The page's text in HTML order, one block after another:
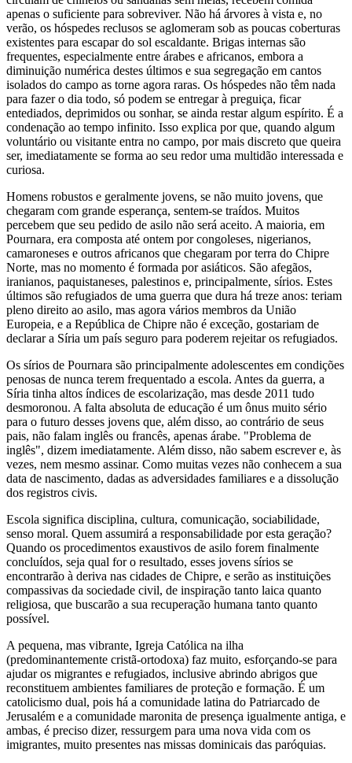
apenas o suficiente para sobreviver. Não há árvores à vista e, no
verão, os hóspedes reclusos se aglomeram sob as poucas coberturas
existentes para escapar do sol escaldante. Brigas internas são
frequentes, especialmente entre árabes e africanos, embora a
diminuição numérica destes últimos e sua segregação em cantos
isolados do campo as torne agora raras. Os hóspedes não têm nada
para fazer o dia todo, só podem se entregar à preguiça, ficar
entediados, deprimidos ou sonhar, se ainda restar algum espírito. É a
condenação ao tempo infinito. Isso explica por que, quando algum
voluntário ou visitante entra no campo, por mais discreto que queira
ser, imediatamente se forma ao seu redor uma multidão interessada e
curiosa.
Homens robustos e geralmente jovens, se não muito jovens, que
chegaram com grande esperança, sentem-se traídos. Muitos
percebem que seu pedido de asilo não será aceito. A maioria, em
Pournara, era composta até ontem por congoleses, nigerianos,
camaroneses e outros africanos que chegaram por terra do Chipre
Norte, mas no momento é formada por asiáticos. São afegãos,
iranianos, paquistaneses, palestinos e, principalmente, sírios. Estes
últimos são refugiados de uma guerra que dura há treze anos: teriam
pleno direito ao asilo, mas agora vários membros da União
Europeia, e a República de Chipre não é exceção, gostariam de
declarar a Síria um país seguro para poderem rejeitar os refugiados.
Os sírios de Pournara são principalmente adolescentes em condições
penosas de nunca terem frequentado a escola. Antes da guerra, a
Síria tinha altos índices de escolarização, mas desde 2011 tudo
desmoronou. A falta absoluta de educação é um ônus muito sério
para o futuro desses jovens que, além disso, ao contrário de seus
pais, não falam inglês ou francês, apenas árabe. "Problema de
inglês", dizem imediatamente. Além disso, não sabem escrever e, às
vezes, nem mesmo assinar. Como muitas vezes não conhecem a sua
data de nascimento, dadas as adversidades familiares e a dissolução
dos registros civis.
Escola significa disciplina, cultura, comunicação, sociabilidade,
senso moral. Quem assumirá a responsabilidade por esta geração?
Quando os procedimentos exaustivos de asilo forem finalmente
concluídos, seja qual for o resultado, esses jovens sírios se
encontrarão à deriva nas cidades de Chipre, e serão as instituições
compassivas da sociedade civil, de inspiração tanto laica quanto
religiosa, que buscarão a sua recuperação humana tanto quanto
possível.
A pequena, mas vibrante, Igreja Católica na ilha
(predominantemente cristã-ortodoxa) faz muito, esforçando-se para
ajudar os migrantes e refugiados, inclusive abrindo abrigos que
reconstituem ambientes familiares de proteção e formação. É um
catolicismo dual, pois há a comunidade latina do Patriarcado de
Jerusalém e a comunidade maronita de presença igualmente antiga, e
ambas, é preciso dizer, ressurgem para uma nova vida com os
imigrantes, muito presentes nas missas dominicais das paróquias.